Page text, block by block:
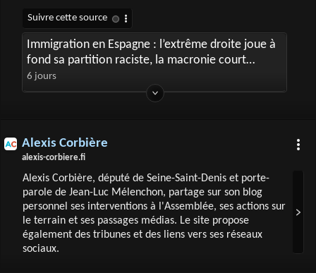
Immigration en Espagne : l’extrême droite joue à
fond sa partition raciste, la macronie court
derrière
6 jours
Alexis Corbière
alexis-corbiere.fi
Alexis Corbière, député de Seine-Saint-Denis et porte-
parole de Jean-Luc Mélenchon, partage sur son blog
personnel ses interventions à l'Assemblée, ses actions sur
le terrain et ses passages médias. Le site propose
également des tribunes et des liens vers ses réseaux
sociaux.